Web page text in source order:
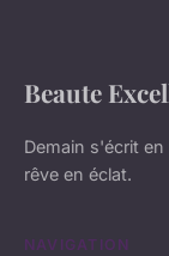
Beaute
Demain s'écrit
rêve en éclat.
NAVIGATION